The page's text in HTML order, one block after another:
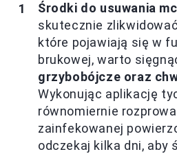
Środki do usuwania
skutecznie
które pojawiają się w
brukowej, warto
grzybobójcze oraz
Wykonując aplikację
równomiernie
zainfekowanej
odczekaj kilka dni, aby